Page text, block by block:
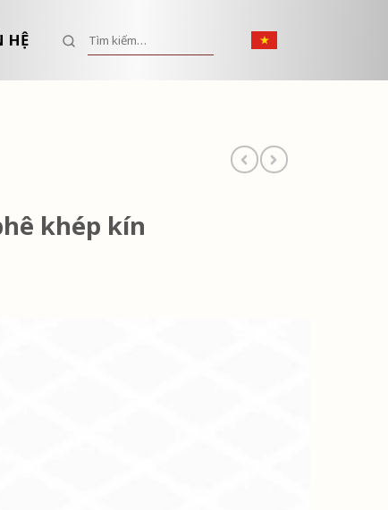
HỆ Tìm kiếm:
khép kín